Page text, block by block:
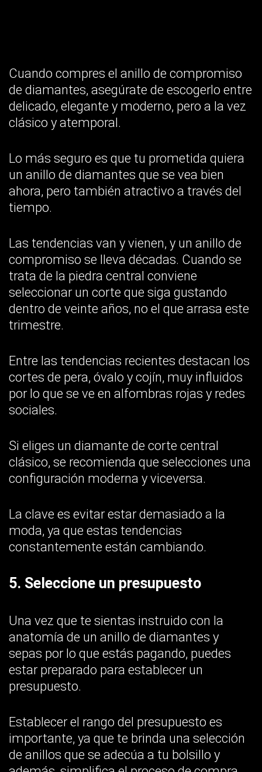
trimestre.
Entre las tendencias recientes destacan los
cortes de pera, óvalo y cojín, muy influidos
sociales.
Si eliges un diamante de corte central
clásico, se recomienda que selecciones una
La clave es evitar estar demasiado a la
moda, ya que estas tendencias
constantemente están cambiando.
5. Seleccione un presupuesto
Una vez que te sientas instruido con la
anatomía de un anillo de diamantes y
sepas por lo que estás pagando, puedes
estar preparado para establecer un
Establecer el rango del presupuesto es
importante, ya que te brinda una selección
además, simplifica el proceso de compra.
Y sí, es posible adquirir un anillo de
contenido.
6. Encuentra una joyería
Es una idea emocionante ir a comprar un
anillo de compromisos de diamante, pero
toma en cuenta que debes asegurarte de ir
profesionales.
Considera aspectos como, la reputación de